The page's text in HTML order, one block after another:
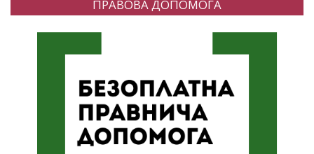
ПРАВОВА ДОПОМОГА